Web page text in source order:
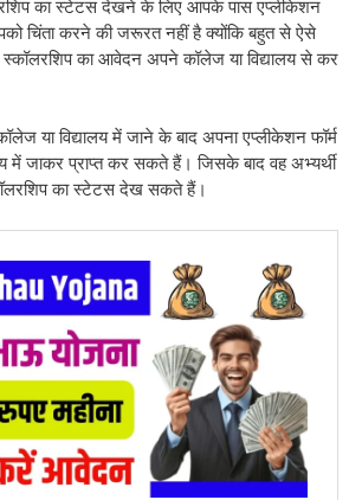
का स्टेटस देखने के लिए आपके पास एप्लीकेशन
चिंता करने की जरूरत नहीं है क्योंकि बहुत से ऐसे
स्कॉलरशिप का आवेदन अपने कॉलेज या विद्यालय से कर
या विद्यालय में जाने के बाद अपना एप्लीकेशन फॉर्म
में जाकर प्राप्त कर सकते हैं। जिसके बाद वह अभ्यर्थी
का स्टेटस देख सकते हैं।